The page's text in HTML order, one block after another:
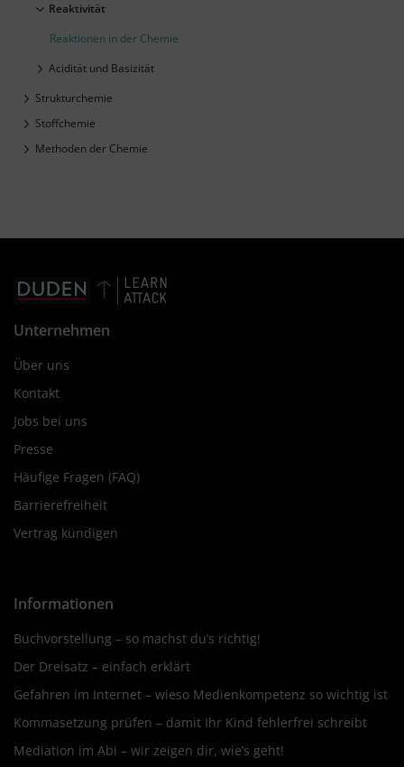
Reaktivität
Reaktionen in der Chemie
Acidität und Basizität
Strukturchemie
Stoffchemie
Methoden der Chemie
Unternehmen
Über uns
Kontakt
Jobs bei uns
Presse
Häufige Fragen (FAQ)
Barrierefreiheit
Vertrag kündigen
Informationen
Buchvorstellung – so machst du’s richtig!
Der Dreisatz – einfach erklärt
Gefahren im Internet – wieso Medienkompetenz so wichtig ist
Kommasetzung prüfen – damit Ihr Kind fehlerfrei schreibt
Mediation im Abi – wir zeigen dir, wie’s geht!